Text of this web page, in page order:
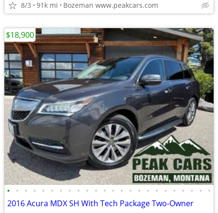
8/3 91k mi Bozeman www.peakcars.com
• • • • • • • • • • • • • • • • • • • • • • • •
2016 Acura MDX SH With Tech Package Two-Owner
$18,900